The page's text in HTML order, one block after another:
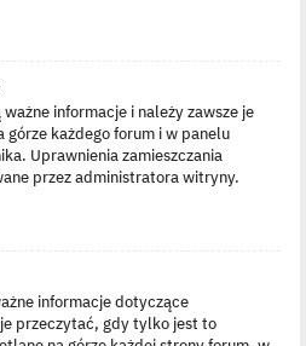
informacje i należy zawsze je
każdego forum i w panelu
Uprawnienia zamieszczania
przez administratora witryny.
informacje dotyczące
przeczytać, gdy tylko jest to